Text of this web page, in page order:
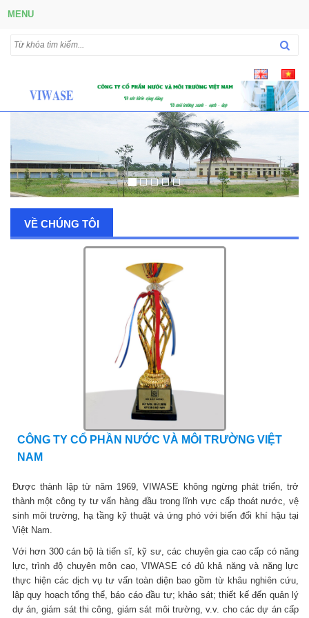
MENU
VỀ CHÚNG TÔI
CÔNG TY CỔ PHẦN NƯỚC VÀ MÔI TRƯỜNG VIỆT
NAM
Được thành lập từ năm 1969, VIWASE không ngừng phát triển, trở
thành một công ty tư vấn hàng đầu trong lĩnh vực cấp thoát nước, vệ
sinh môi trường, hạ tầng kỹ thuật và ứng phó với biến đổi khí hậu tại
Việt Nam.
Với hơn 300 cán bộ là tiến sĩ, kỹ sư, các chuyên gia cao cấp có năng
lực, trình độ chuyên môn cao, VIWASE có đủ khả năng và năng lực
thực hiện các dịch vụ tư vấn toàn diện bao gồm từ khâu nghiên cứu,
lập quy hoạch tổng thể, báo cáo đầu tư; khảo sát; thiết kế đến quản lý
dự án, giám sát thi công, giám sát môi trường, v.v. cho các dự án cấp